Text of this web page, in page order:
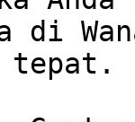
tepat.